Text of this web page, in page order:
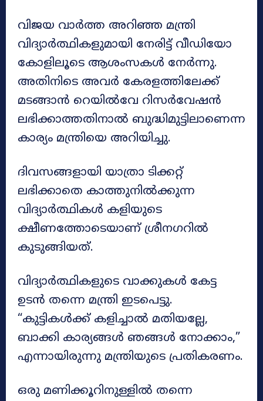
വിജയ വാർത്ത അറിഞ്ഞ മന്ത്രി
വിദ്യാർത്ഥികളുമായി നേരിട്ട് വീഡിയോ
കോളിലൂടെ ആശംസകൾ നേർന്നു.
അതിനിടെ അവർ കേരളത്തിലേക്ക്
മടങ്ങാൻ റെയിൽവേ റിസർവേഷൻ
ലഭിക്കാത്തതിനാൽ ബുദ്ധിമുട്ടിലാണെന്ന
കാര്യം മന്ത്രിയെ അറിയിച്ചു.
ദിവസങ്ങളായി യാത്രാ ടിക്കറ്റ്
ലഭിക്കാതെ കാത്തുനിൽക്കുന്ന
വിദ്യാർത്ഥികൾ കളിയുടെ
ക്ഷീണത്തോടെയാണ് ശ്രീനഗറിൽ
കുടുങ്ങിയത്.
വിദ്യാർത്ഥികളുടെ വാക്കുകൾ കേട്ട
ഉടൻ തന്നെ മന്ത്രി ഇടപെട്ടു.
“കുട്ടികൾക്ക് കളിച്ചാൽ മതിയല്ലേ,
ബാക്കി കാര്യങ്ങൾ ഞങ്ങൾ നോക്കാം,”
എന്നായിരുന്നു മന്ത്രിയുടെ പ്രതികരണം.
ഒരു മണിക്കൂറിനുള്ളിൽ തന്നെ